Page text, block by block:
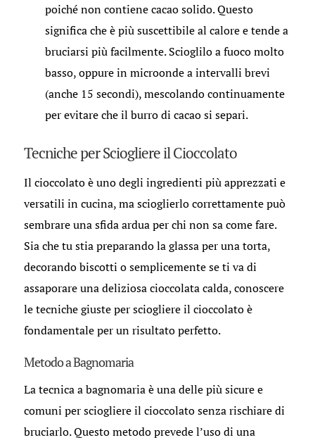
poiché non contiene cacao solido. Questo
significa che è più suscettibile al calore e tende a
bruciarsi più facilmente. Scioglilo a fuoco molto
basso, oppure in microonde a intervalli brevi
(anche 15 secondi), mescolando continuamente
per evitare che il burro di cacao si separi.
Tecniche per Sciogliere il Cioccolato
Il cioccolato è uno degli ingredienti più apprezzati e
versatili in cucina, ma scioglierlo correttamente può
sembrare una sfida ardua per chi non sa come fare.
Sia che tu stia preparando la glassa per una torta,
decorando biscotti o semplicemente se ti va di
assaporare una deliziosa cioccolata calda, conoscere
le tecniche giuste per sciogliere il cioccolato è
fondamentale per un risultato perfetto.
Metodo a Bagnomaria
La tecnica a bagnomaria è una delle più sicure e
comuni per sciogliere il cioccolato senza rischiare di
bruciarlo. Questo metodo prevede l’uso di una